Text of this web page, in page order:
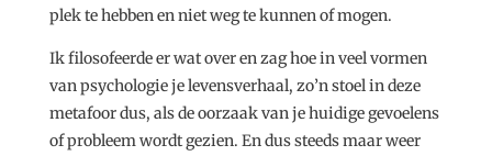
plek te hebben en niet weg te kunnen of mogen.
Ik filosofeerde er wat over en zag hoe in veel vormen
van psychologie je levensverhaal, zo’n stoel in deze
metafoor dus, als de oorzaak van je huidige gevoelens
of probleem wordt gezien. En dus steeds maar weer